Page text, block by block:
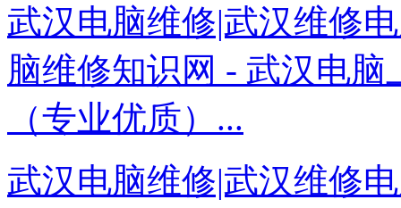
武汉电脑维修|武汉维修
脑维修知识网 - 武汉电
（专业优质）...
武汉电脑维修|武汉维修